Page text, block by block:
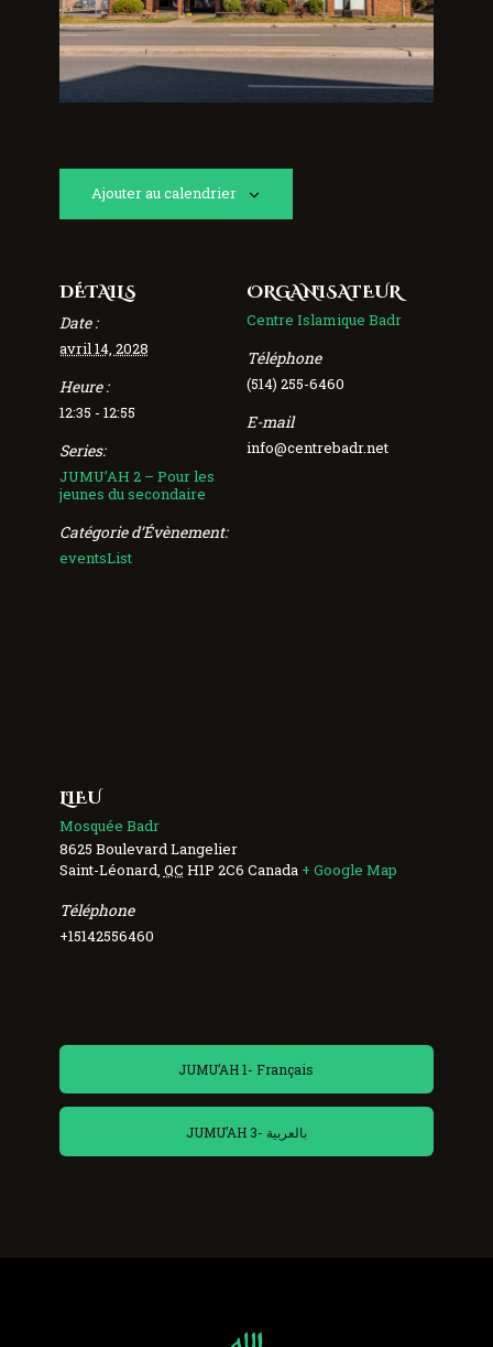
Ajouter au calendrier
DÉTAILS
Date :
avril 14, 2028
Heure :
12:35 - 12:55
Series:
JUMU’AH 2 – Pour les
jeunes du secondaire
Catégorie d’Évènement:
eventsList
ORGANISATEUR
Centre Islamique Badr
Téléphone
(514) 255-6460
E-mail
info@centrebadr.net
LIEU
Mosquée Badr
8625 Boulevard Langelier
Saint-Léonard QC H1P 2C6 Canada + Google Map
Téléphone
+15142556460
JUMU’AH 1- Français
JUMU’AH 3- بالعربية